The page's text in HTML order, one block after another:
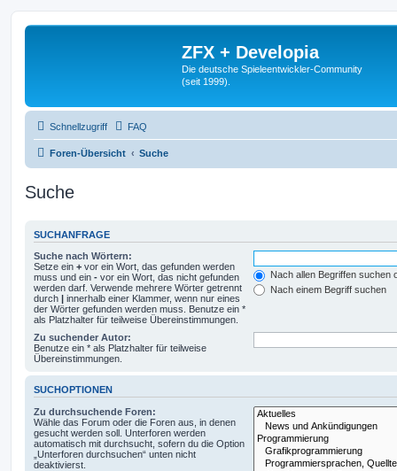
ZFX + Developia
Die deutsche Spieleentwickler-Community
(seit 1999).
Schnellzugriff FAQ
Foren-Übersicht Suche
Suche
SUCHANFRAGE
Suche nach Wörtern:
Setze ein + vor ein Wort, das gefunden werden
muss und ein - vor ein Wort, das nicht gefunden
werden darf. Verwende mehrere Wörter getrennt
durch | innerhalb einer Klammer, wenn nur eines
der Wörter gefunden werden muss. Benutze ein *
als Platzhalter für teilweise Übereinstimmungen.
Nach allen Begriffen suchen
Nach einem Begriff suchen
Zu suchender Autor:
Benutze ein * als Platzhalter für teilweise
Übereinstimmungen.
SUCHOPTIONEN
Zu durchsuchende Foren:
Wähle das Forum oder die Foren aus, in denen
gesucht werden soll. Unterforen werden
automatisch mit durchsucht, sofern du die Option
„Unterforen durchsuchen“ unten nicht
deaktivierst.